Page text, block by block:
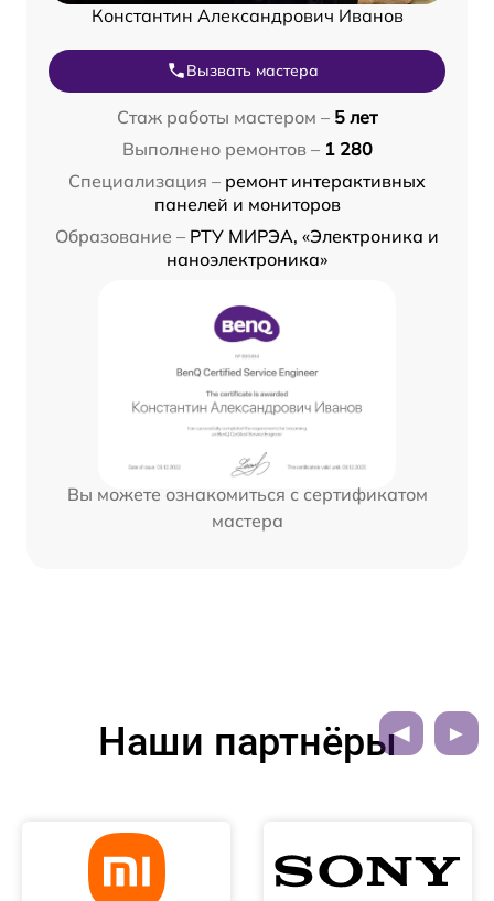
Константин Александрович Иванов
Вызвать мастера
Стаж работы мастером – 5 лет
Выполнено ремонтов – 1 280
Специализация – ремонт интерактивных
панелей и мониторов
Образование – РТУ МИРЭА, «Электроника и
наноэлектроника»
Вы можете ознакомиться с сертификатом
мастера
Наши партнёры